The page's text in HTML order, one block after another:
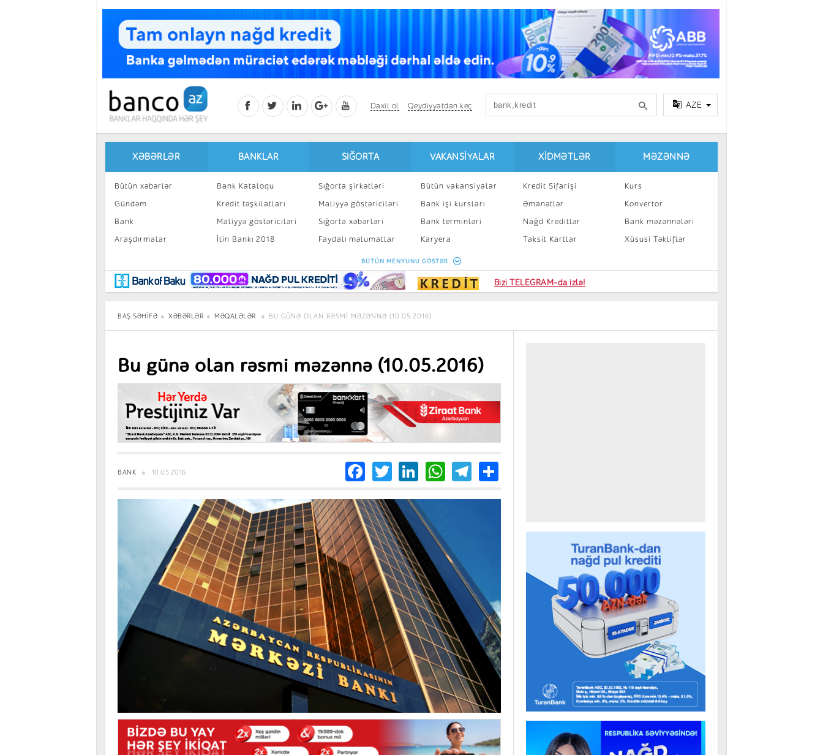
Daxil ol Qeydiyyatdan keç AZE
XƏBƏRLƏR
Bütün xəbərlər
Gündəm
Bank
Araşdırmalar
Maraqlı
BancoTV
Müsahibə
BANKLAR
Bank Kataloqu
Kredit təşkilatları
Maliyyə göstəriciləri
İlin Bankı 2018
SIĞORTA
Sığorta şirkətləri
Maliyyə göstəriciləri
Sığorta xəbərləri
Faydalı məlumatlar
Sığorta kalkulyatoru
VAKANSIYALAR
Bütün vakansiyalar
Bank işi kursları
Bank terminləri
Karyera
Peşakar inkişaf
XIDMƏTLƏR
Kredit Sifarişi
Əmanətlər
Nağd Kreditlər
Taksit Kartlar
Kart sifarişi
MƏZƏNNƏ
Kurs
Konvertor
Bank məzənnələri
Xüsusi Təkliflər
BÜTÜN MENYUNU GÖSTƏR
Bizi TELEGRAM-da izlə!
BAŞ SƏHIFƏ XƏBƏRLƏR MƏQALƏLƏR BU GÜNƏ OLAN RƏSMI MƏZƏNNƏ (10.05.2016)
Bu günə olan rəsmi məzənnə (10.05.2016)
BANK 10.05.2016 Facebook
TwitterLinkedIn
WhatsApp
Telegram
Share